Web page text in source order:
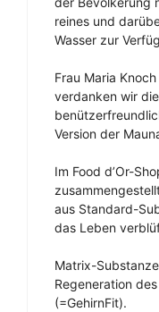
reines und
Wasser zur
Frau Maria
verdanken wir
Version der
Im Food d’Or-
aus Standard-
das Leben
Matrix-
Regeneration
(=GehirnFit).